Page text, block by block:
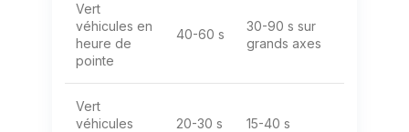
Vert
véhicules en
heure de
pointe
40-60 s
30-90 s sur
grands axes
Vert
véhicules
20-30 s 15-40 s